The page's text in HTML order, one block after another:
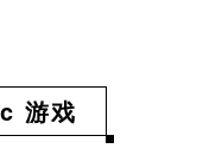
游戏